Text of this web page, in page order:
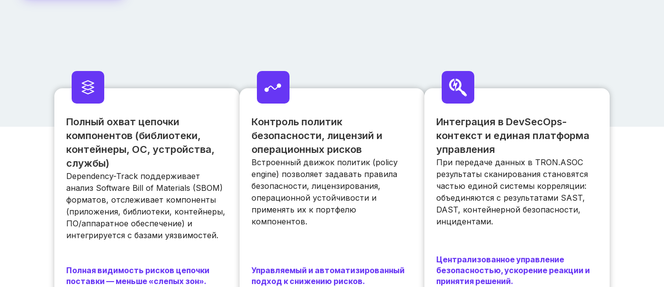
Полный охват цепочки
компонентов (библиотеки,
контейнеры, ОС, устройства,
службы)
Dependency-Track поддерживает
анализ Software Bill of Materials (SBOM)
форматов, отслеживает компоненты
(приложения, библиотеки, контейнеры,
ПО/аппаратное обеспечение) и
интегрируется с базами уязвимостей.
Полная видимость рисков цепочки
поставки — меньше «слепых зон».
Контроль политик
безопасности, лицензий и
операционных рисков
Встроенный движок политик (policy
engine) позволяет задавать правила
безопасности, лицензирования,
операционной устойчивости и
применять их к портфелю
компонентов.
Управляемый и автоматизированный
подход к снижению рисков.
Интеграция в DevSecOps-
контекст и единая платформа
управления
При передаче данных в TRON.ASOC
результаты сканирования становятся
частью единой системы корреляции:
объединяются с результатами SAST,
DAST, контейнерной безопасности,
инцидентами.
Централизованное управление
безопасностью, ускорение реакции и
принятия решений.